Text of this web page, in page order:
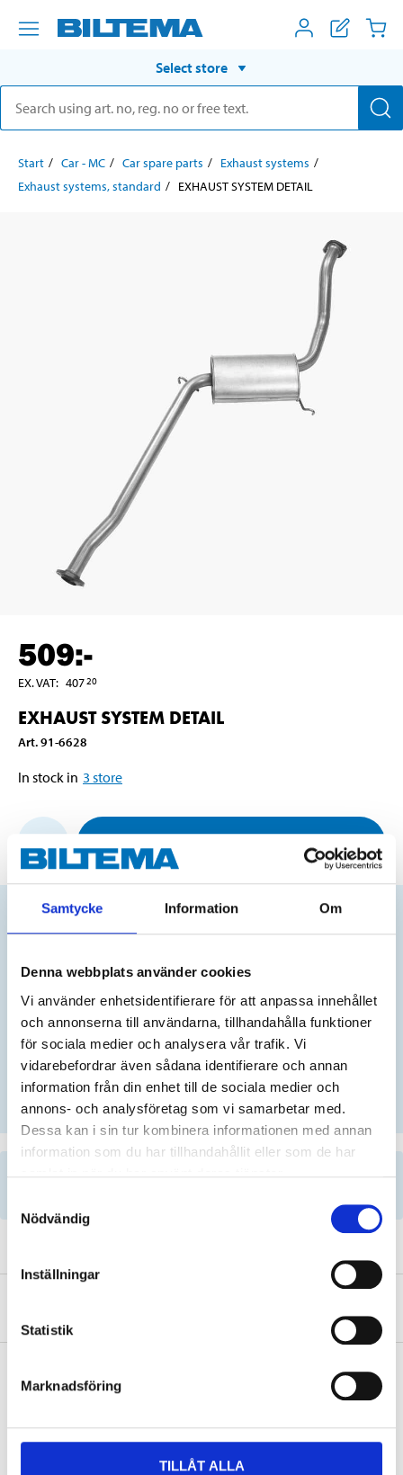
Samtycke Information Om
Denna webbplats använder cookies
Vi använder enhetsidentifierare för att anpassa innehållet
och annonserna till användarna, tillhandahålla funktioner
för sociala medier och analysera vår trafik. Vi
vidarebefordrar även sådana identifierare och annan
information från din enhet till de sociala medier och
annons- och analysföretag som vi samarbetar med.
Dessa kan i sin tur kombinera informationen med annan
information som du har tillhandahållit eller som de har
Nödvändig
Inställningar
Statistik
Marknadsföring
TILLÅT ALLA
Select store
Start Car - MC Car spare parts
Exhaust systems
Exhaust systems, standard
EXHAUST SYSTEM DETAIL
509:-
EX. VAT: 40720
EXHAUST SYSTEM DETAIL
Art.91-6628
In stock in 3 store
Does this product fit your vehicle?
S
No registration number?
SELECT CAR MANUALLY
Pay & Collect in your local store within 2 hours! For more information
about the service and our terms.